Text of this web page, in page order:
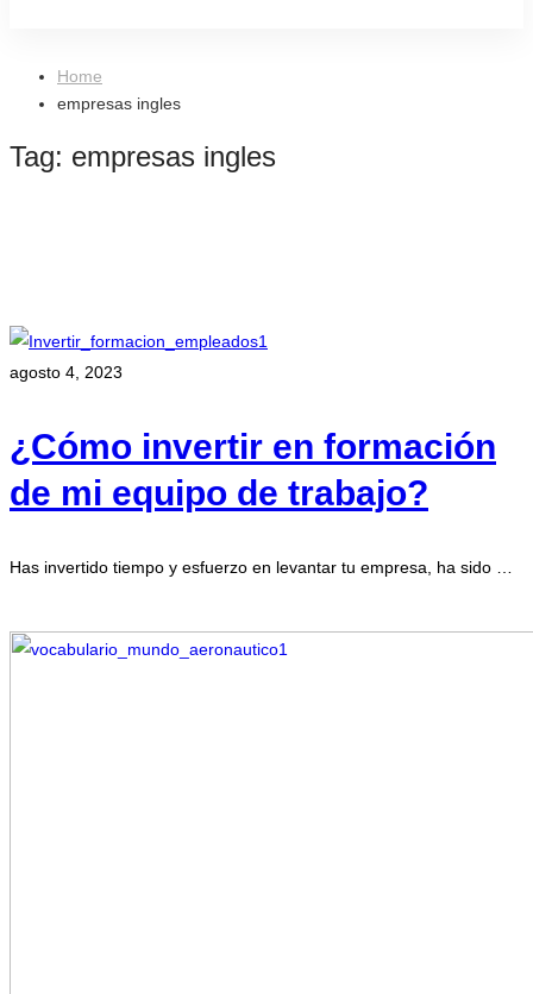
Home
empresas ingles
Tag: empresas ingles
agosto 4, 2023
¿Cómo invertir en formación
de mi equipo de trabajo?
Has invertido tiempo y esfuerzo en levantar tu empresa, ha sido …